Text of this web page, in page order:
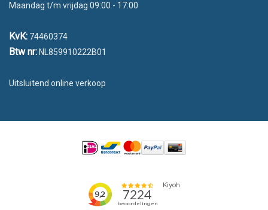
Maandag t/m vrijdag 09:00 - 17:00
KvK: 74460374
Btw nr: NL859910222B01
Uitsluitend online verkoop